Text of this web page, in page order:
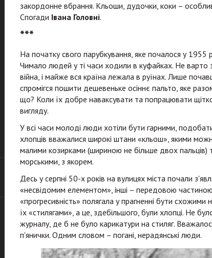
закордонне вбрання. Кльоши, дудочки, коки –
Спогади Івана Головні.
***
На початку свого парубкування, яке почалося у 1955
Чимало людей у ті часи ходили в куфайках. Не варто
війна, і майже вся країна лежала в руїнах. Лише
спромігся пошити дешевеньке осіннє пальто, яке
що? Коли їх добре наваксувати та попрацювати
вигляду.
У всі часи молоді люди хотіли бути гарними,
хлопців вважалися широкі штани «кльош», якими
малими козирками (шириною не більше двох пальців)
морськими, з якорем.
Десь у серпні 50-х років на вулицях міста почали
«несвідомим елементом», інші – передовою частиною
«прогресивність» полягала у прагненні бути
їх «стилягами», а це, здебільшого, були хлопці. Не
журналу, де б не було карикатури на стиляг.
п'янички. Одним словом – погані, нерадянські люди.